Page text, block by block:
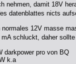
nehmen, damit 18V
datenblattes nicts
normales 12V masse
schluckt, daher
darkpower pro von BQ
k.a